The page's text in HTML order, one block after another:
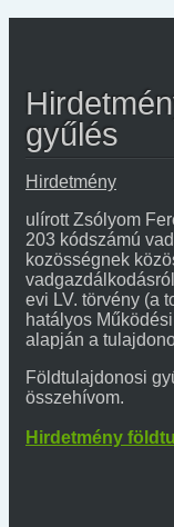
gyűlés
Hirdetmény
ulírott Zsólyom
203 kódszámú
kozösségnek
evi LV. törvény (a
hatályos
alapján a
Földtulajdonosi
összehívom.
Hirdetmény